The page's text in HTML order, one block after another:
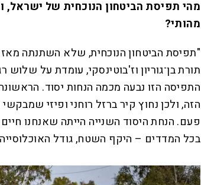
מהי תפיסת הביטחון הנוכחית של ישראל,
מהותי?
"תפיסת הביטחון הנוכחית, שלא השתנתה
תורת בן־גוריון וז'בוטינסקי, עומדת על
התפיסה הזו נבעה מכמה הנחות יסוד.
הזה, ולכן נחוץ קיר ברזל רוחני ופיזי
פעם. הנחת היסוד השנייה הייתה שאנחנו
בכל המדדים – היקף השטח, גודל